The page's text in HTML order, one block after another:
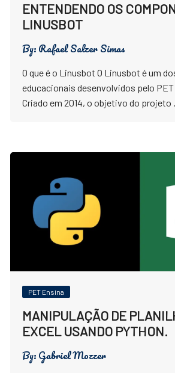
ENTENDENDO OS
LINUSBOT
By:Rafael Salzer Simas
O que é o Linusbot O Linusbot é um
educacionais desenvolvidos pelo
Criado em 2014, o objetivo do projeto
PET Ensina
MANIPULAÇÃO DE
EXCEL USANDO PYTHON.
By:Gabriel Mozzer